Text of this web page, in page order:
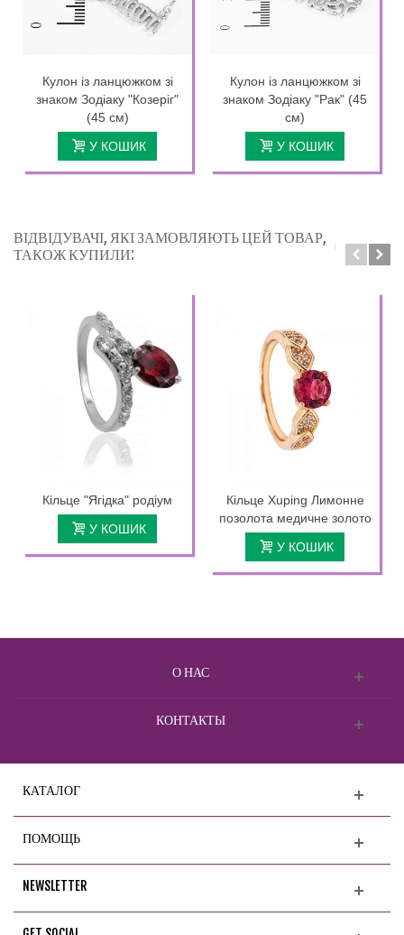
Кулон із ланцюжком зі
знаком Зодіаку "Козеріг"
(45 см)
У КОШИК
Кулон із ланцюжком зі
знаком Зодіаку "Рак" (45
см)
У КОШИК
ВІДВІДУВАЧІ, ЯКІ ЗАМОВЛЯЮТЬ ЦЕЙ ТОВАР,
ТАКОЖ КУПИЛИ:
Кільце "Ягідка" родіум
У КОШИК
Кільце Xuping Лимонне
позолота медичне золото
У КОШИК
О НАС
КОНТАКТЫ
КАТАЛОГ
ПОМОЩЬ
NEWSLETTER